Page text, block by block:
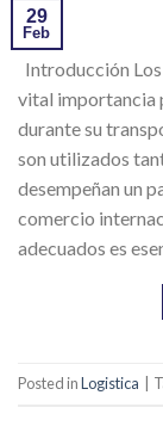
29
Feb
Introducción
vital importancia
durante su
son utilizados
desempeñan un
comercio
adecuados es
Posted inLogistica